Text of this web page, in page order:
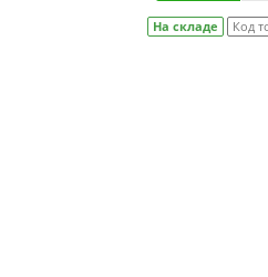
На складе Код